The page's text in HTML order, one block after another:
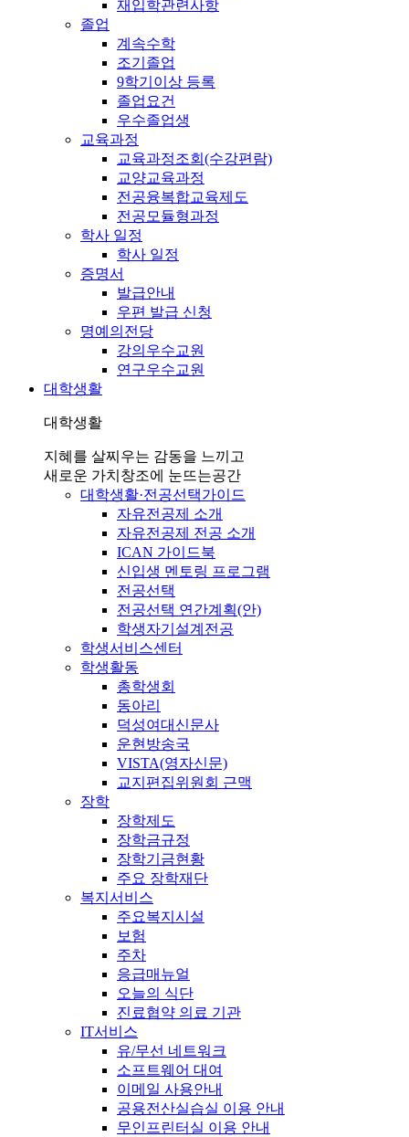
재입학관련사항
졸업
계속수학
조기졸업
9학기이상 등록
졸업요건
우수졸업생
교육과정
교육과정조회(수강편람)
교양교육과정
전공융복합교육제도
전공모듈형과정
학사 일정
학사 일정
증명서
발급안내
우편 발급 신청
명예의전당
강의우수교원
연구우수교원
대학생활
대학생활
지혜를 살찌우는 감동을 느끼고
새로운 가치창조에 눈뜨는공간
대학생활·전공선택가이드
자유전공제 소개
자유전공제 전공 소개
ICAN 가이드북
신입생 멘토링 프로그램
전공선택
전공선택 연간계획(안)
학생자기설계전공
학생서비스센터
학생활동
총학생회
동아리
덕성여대신문사
운현방송국
VISTA(영자신문)
교지편집위원회 근맥
장학
장학제도
장학금규정
장학기금현황
주요 장학재단
복지서비스
주요복지시설
보험
주차
응급매뉴얼
오늘의 식단
진료협약 의료 기관
IT서비스
유/무선 네트워크
소프트웨어 대여
이메일 사용안내
공용전산실습실 이용 안내
무인프린터실 이용 안내